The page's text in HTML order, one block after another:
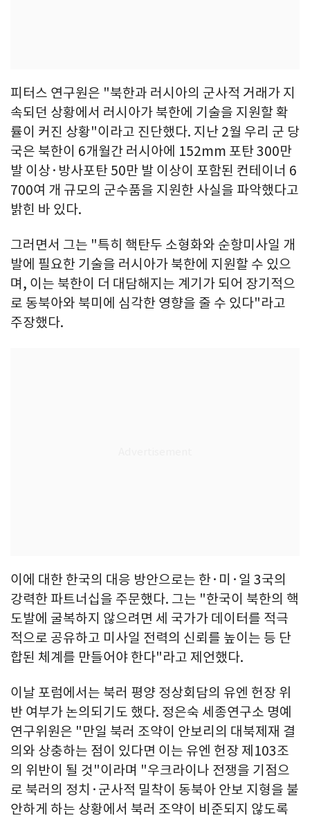
피터스 연구원은 "북한과 러시아의 군사적 거래가 지
속되던 상황에서 러시아가 북한에 기술을 지원할 확
률이 커진 상황"이라고 진단했다. 지난 2월 우리 군 당
국은 북한이 6개월간 러시아에 152mm 포탄 300만
발 이상·방사포탄 50만 발 이상이 포함된 컨테이너 6
700여 개 규모의 군수품을 지원한 사실을 파악했다고
밝힌 바 있다.
그러면서 그는 "특히 핵탄두 소형화와 순항미사일 개
발에 필요한 기술을 러시아가 북한에 지원할 수 있으
며, 이는 북한이 더 대담해지는 계기가 되어 장기적으
로 동북아와 북미에 심각한 영향을 줄 수 있다"라고
주장했다.
이에 대한 한국의 대응 방안으로는 한·미·일 3국의
강력한 파트너십을 주문했다. 그는 "한국이 북한의 핵
도발에 굴복하지 않으려면 세 국가가 데이터를 적극
적으로 공유하고 미사일 전력의 신뢰를 높이는 등 단
합된 체계를 만들어야 한다"라고 제언했다.
이날 포럼에서는 북러 평양 정상회담의 유엔 헌장 위
반 여부가 논의되기도 했다. 정은숙 세종연구소 명예
연구위원은 "만일 북러 조약이 안보리의 대북제재 결
의와 상충하는 점이 있다면 이는 유엔 헌장 제103조
의 위반이 될 것"이라며 "우크라이나 전쟁을 기점으
로 북러의 정치·군사적 밀착이 동북아 안보 지형을 불
안하게 하는 상황에서 북러 조약이 비준되지 않도록